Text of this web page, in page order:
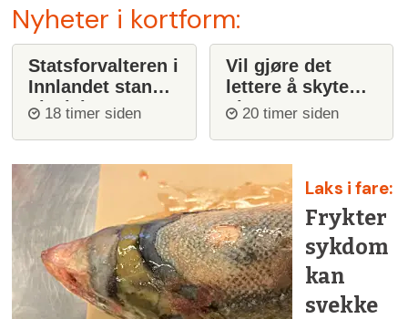
Nyheter i kortform:
Statsforvalteren i
Innlandet stanser
ulvejakt
18 timer siden
Vil gjøre det
lettere å skyte
ulv20 timer siden
Laks i fare:
Frykter
sykdom
kan
svekke